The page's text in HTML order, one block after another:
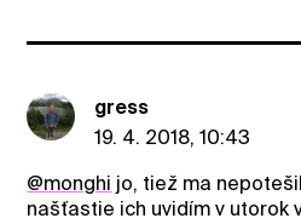
gress
19. 4. 2018, 10:43
@monghi jo, tiež ma
našťastie ich uvidím v utorok